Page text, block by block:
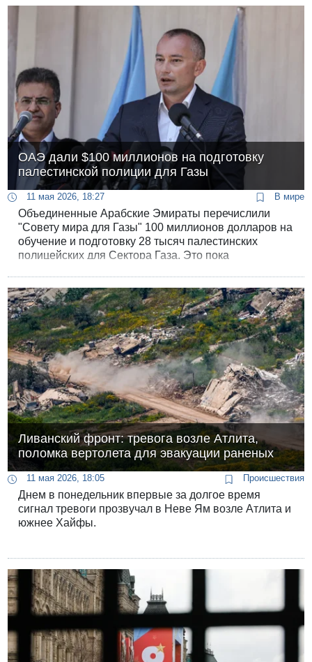
ОАЭ дали $100 миллионов на подготовку
палестинской полиции для Газы
11 мая 2026, 18:27 В мире
Объединенные Арабские Эмираты перечислили
"Совету мира для Газы" 100 миллионов долларов на
обучение и подготовку 28 тысяч палестинских
полицейских для Сектора Газа. Это пока
Ливанский фронт: тревога возле Атлита,
поломка вертолета для эвакуации раненых
11 мая 2026, 18:05 Происшествия
Днем в понедельник впервые за долгое время
сигнал тревоги прозвучал в Неве Ям возле Атлита и
южнее Хайфы.